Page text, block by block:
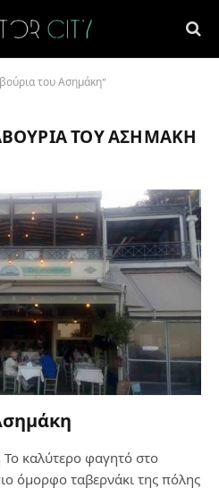
του Ασημάκη"
ΤΟΥ ΑΣΗΜΆΚΗ
καλύτερο φαγητό στο
όμορφο ταβερνάκι της πόλης